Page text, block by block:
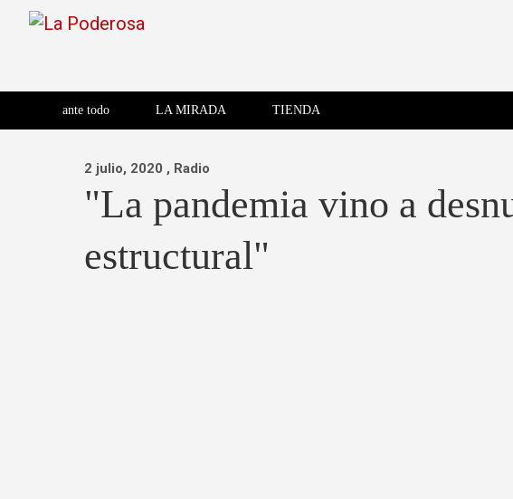
Saltar
La Poderosa
brazo literario del movimiento
La Poderosa
Revista de cultura villera, brazo literario del movimiento La Poderosa.
ante todo LA MIRADA TIENDA
2 julio, 2020 , Radio
"La pandemia vino a
estructural"